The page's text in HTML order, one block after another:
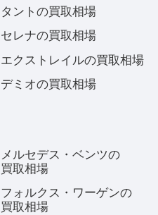
タントの買取相場
セレナの買取相場
エクストレイルの買取相場
デミオの買取相場
メルセデス・ベンツの
買取相場
フォルクス・ワーゲンの
買取相場